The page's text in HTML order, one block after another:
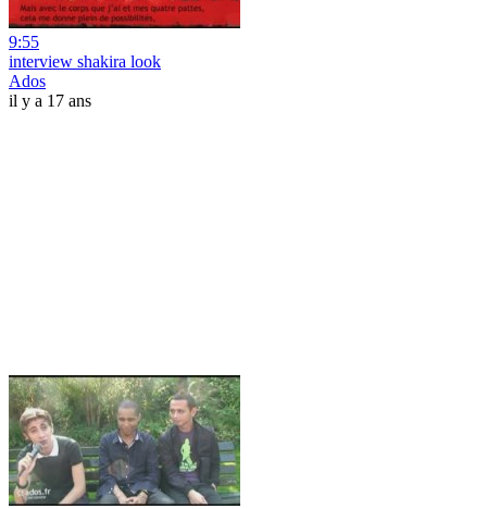
9:55
interview shakira look
Ados
il y a 17 ans